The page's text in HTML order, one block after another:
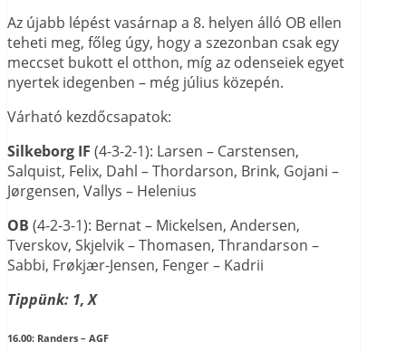
Az újabb lépést vasárnap a 8. helyen álló OB ellen
teheti meg, főleg úgy, hogy a szezonban csak egy
meccset bukott el otthon, míg az odenseiek egyet
nyertek idegenben – még július közepén.
Várható kezdőcsapatok:
Silkeborg IF (4-3-2-1): Larsen – Carstensen,
Salquist, Felix, Dahl – Thordarson, Brink, Gojani –
Jørgensen, Vallys – Helenius
OB (4-2-3-1): Bernat – Mickelsen, Andersen,
Tverskov, Skjelvik – Thomasen, Thrandarson –
Sabbi, Frøkjær-Jensen, Fenger – Kadrii
Tippünk: 1, X
16.00: Randers – AGF